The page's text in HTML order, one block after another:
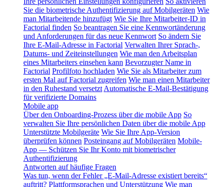
Sie die biometrische Authentifizierung auf Mobilgeräten Wie
man Mitarbeitende hinzufügt Wie Sie Ihre Mitarbeiter-ID in
Factorial finden So beantragen Sie eine Kennwortänderung
und Anforderungen für das neue Kennwort So ändern Sie
Ihre E-Mail-Adresse in Factorial Verwalten Ihrer Sprach-,
Datums- und Zeiteinstellungen Wie man den Arbeitsplan
eines Mitarbeiters einsehen kann Bevorzugter Name in
Factorial Profilfoto hochladen Wie Sie als Mitarbeiter zum
ersten Mal auf Factorial zugreifen Wie man einen Mitarbeiter
in den Ruhestand versetzt Automatische E-Mail-Bestätigung
für verifizierte Domains
Mobile app
Über den Onboarding-Prozess über die mobile App So
verwalten Sie Ihre persönlichen Daten über die mobile App
Unterstützte Mobilgeräte Wie Sie Ihre App-Version
überprüfen können Posteingang auf Mobilgeräten Mobile-
App — Schützen Sie Ihr Konto mit biometrischer
Authentifizierung
Antworten auf häufige Fragen
Was tun, wenn der Fehler „E-Mail-Adresse existiert bereits“
auftritt? Plattformsprachen und Unterstützung Wie man